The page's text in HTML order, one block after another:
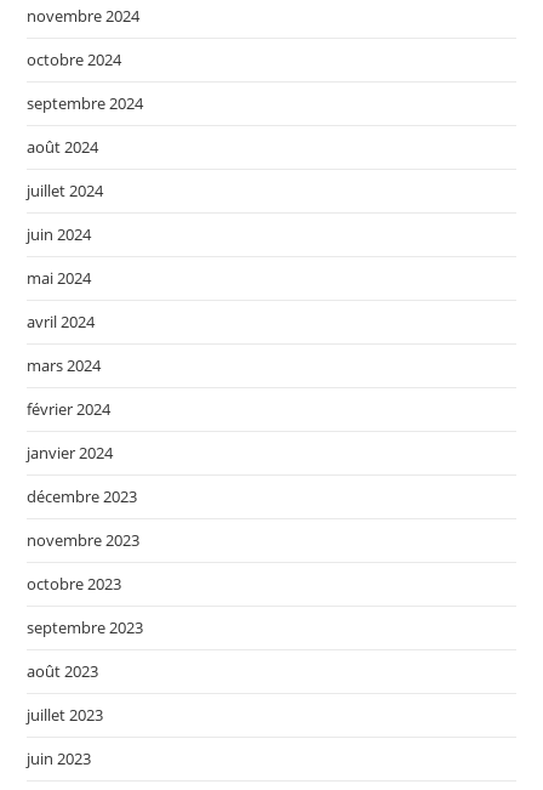
novembre 2024
octobre 2024
septembre 2024
août 2024
juillet 2024
juin 2024
mai 2024
avril 2024
mars 2024
février 2024
janvier 2024
décembre 2023
novembre 2023
octobre 2023
septembre 2023
août 2023
juillet 2023
juin 2023